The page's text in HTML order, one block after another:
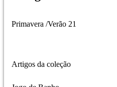
Primavera /Verão 21
Artigos da coleção